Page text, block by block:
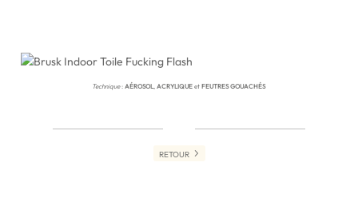
Technique:AÉROSOL,ACRYLIQUE etFEUTRES GOUACHÉS
RETOUR